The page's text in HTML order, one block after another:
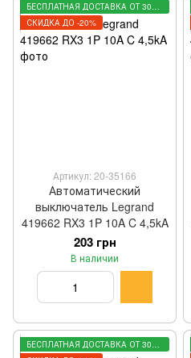
БЕСПЛАТНАЯ ДОСТАВКА ОТ 3000 ГРН
СКИДКА ДО -20%
Артикул: 20-35166
Автоматический
выключатель Legrand
419662 RX3 1P 10A C 4,5kA
203 грн
В наличии
БЕСПЛАТНАЯ ДОСТАВКА ОТ 3000 ГРН